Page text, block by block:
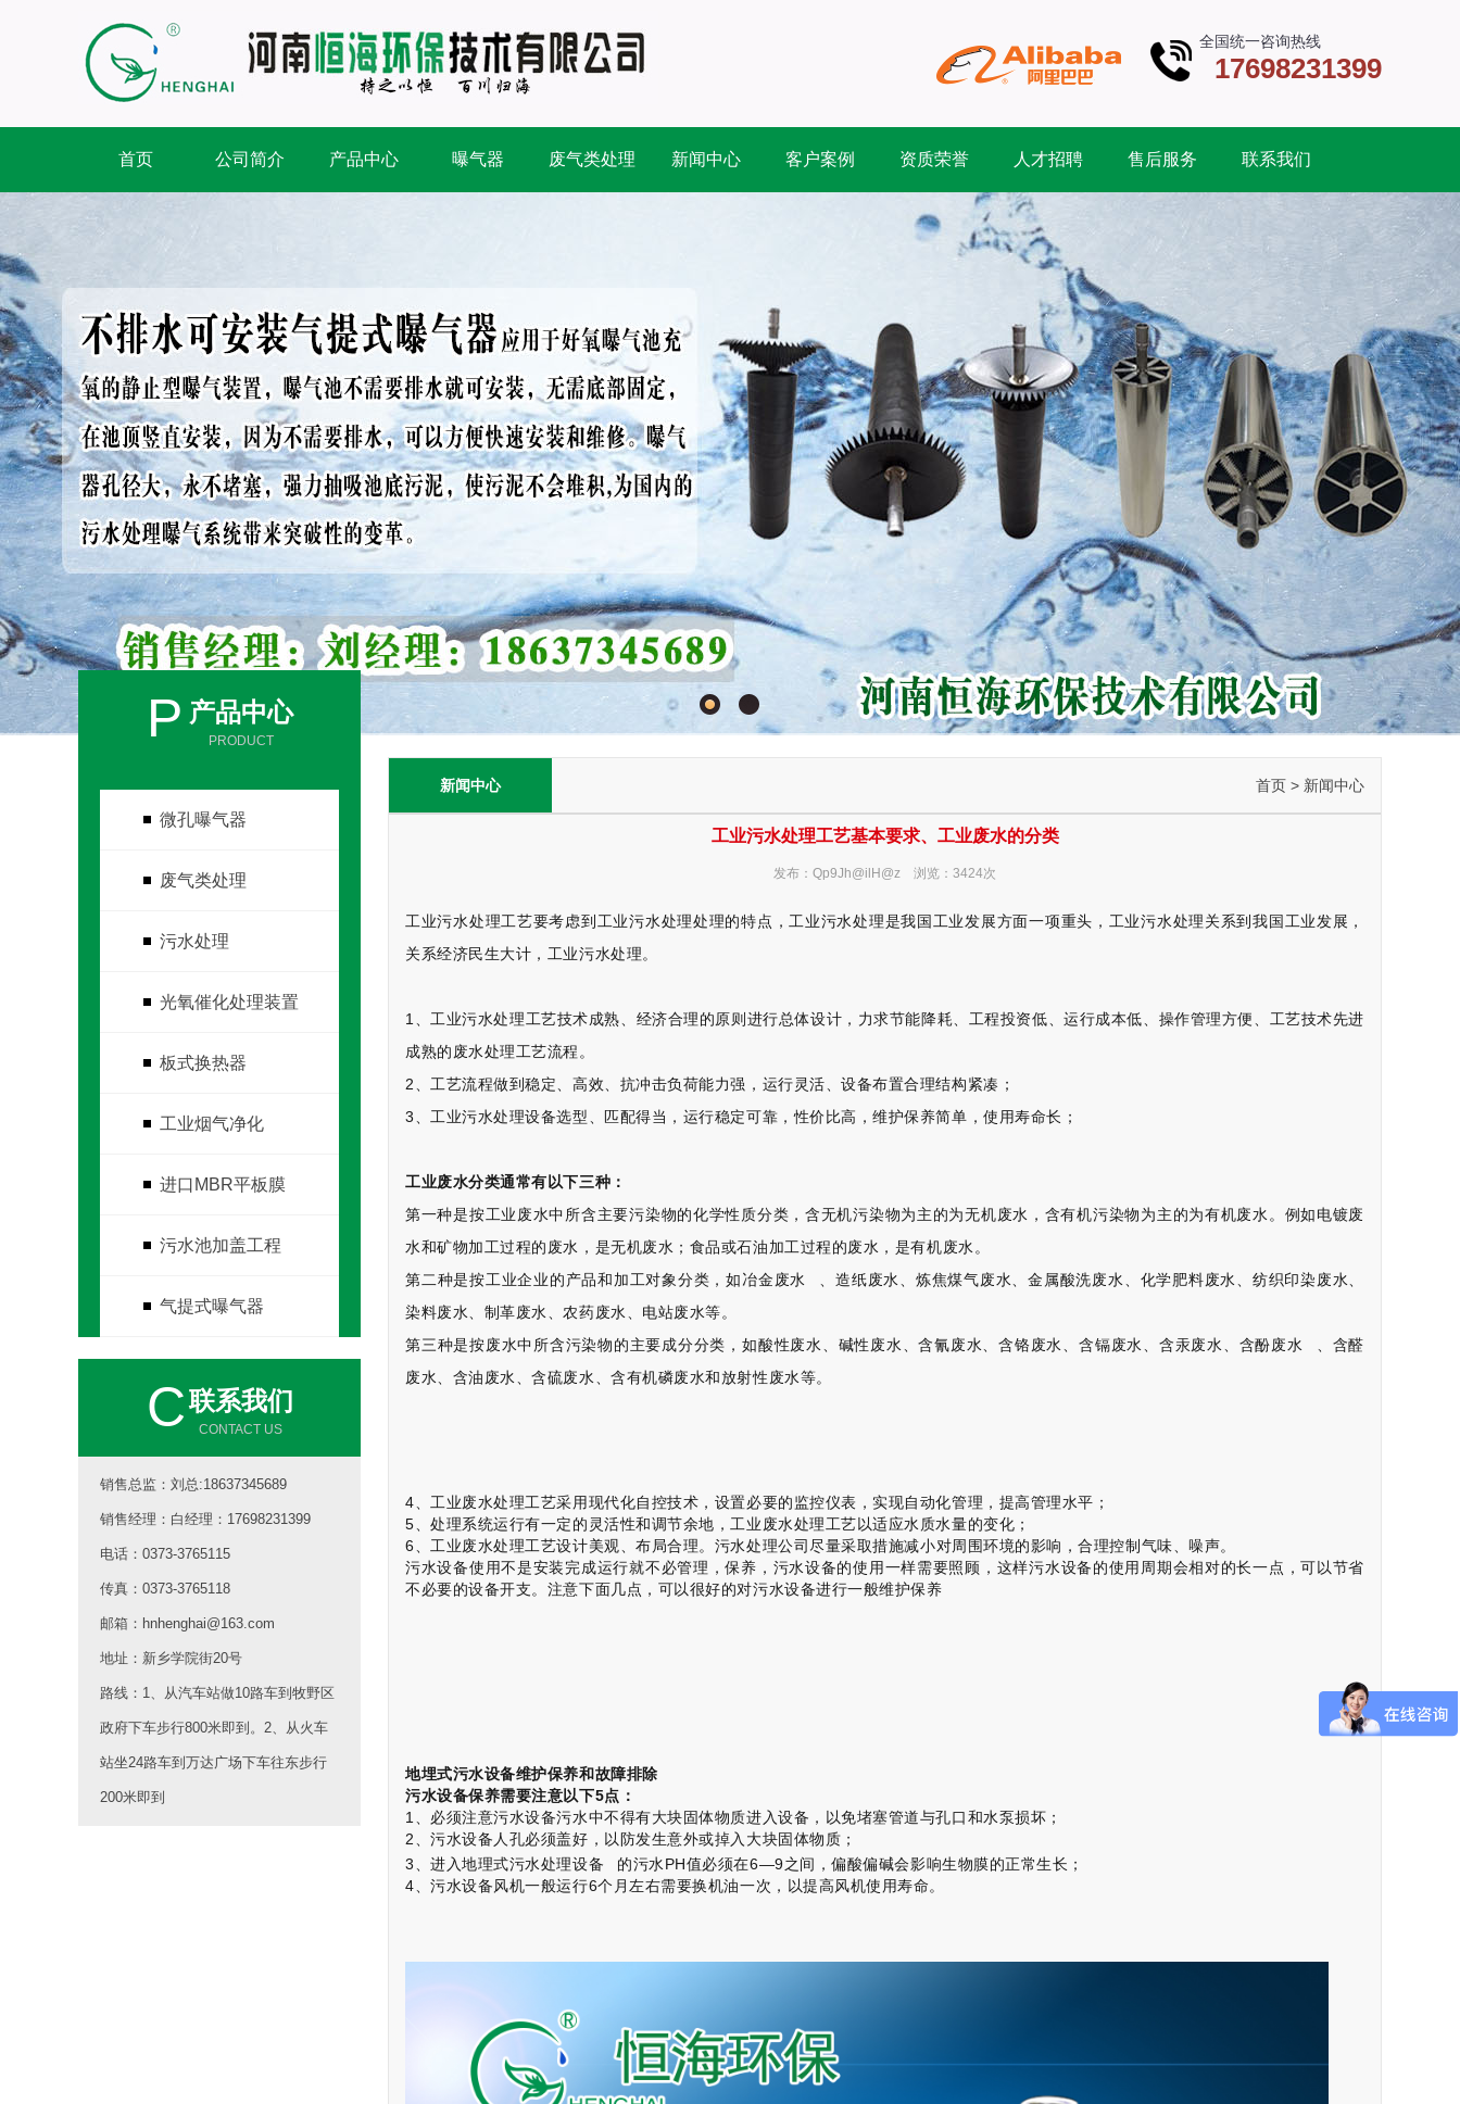
全国统一咨询热线
17698231399
首页 公司简介 产品中心 曝气器 废气类处理 新闻中心 客户案例 资质荣誉 人才招聘 售后服务 联系我们
P 产品中心
PRODUCT
微孔曝气器
废气类处理
污水处理
光氧催化处理装置
板式换热器
工业烟气净化
进口MBR平板膜
污水池加盖工程
气提式曝气器
C联系我们
CONTACT US
销售总监：刘总:18637345689
销售经理：白经理：17698231399
电话：0373-3765115
传真：0373-3765118
邮箱：hnhenghai@163.com
地址：新乡学院街20号
路线：1、从汽车站做10路车到牧野区
政府下车步行800米即到。2、从火车
站坐24路车到万达广场下车往东步行
200米即到
新闻中心 首页 > 新闻中心
工业污水处理工艺基本要求、工业废水的分类
发布：Qp9Jh@ilH@z 浏览：3424次
工业污水处理工艺要考虑到工业污水处理处理的特点，工业污水处理是我国工业发展方面一项重头，工业污水处理关系到我国工业发展，
关系经济民生大计，工业污水处理。
1、工业污水处理工艺技术成熟、经济合理的原则进行总体设计，力求节能降耗、工程投资低、运行成本低、操作管理方便、工艺技术先进
成熟的废水处理工艺流程。
2、工艺流程做到稳定、高效、抗冲击负荷能力强，运行灵活、设备布置合理结构紧凑；
3、工业污水处理设备选型、匹配得当，运行稳定可靠，性价比高，维护保养简单，使用寿命长；
工业废水分类通常有以下三种：
第一种是按工业废水中所含主要污染物的化学性质分类，含无机污染物为主的为无机废水，含有机污染物为主的为有机废水。 例如电镀废
水和矿物加工过程的废水，是无机废水； 食品或石油加工过程的废水，是有机废水。
第二种是按工业企业的产品和加工对象分类，如冶金废水
、造纸废水、炼焦煤气废水、金属酸洗废水、化学肥料废水、纺织印染废水、
染料废水、制革废水、农药废水、电站废水等。
第三种是按废水中所含污染物的主要成分分类，如酸性废水、碱性废水、含氰废水、含铬废水、含镉废水、含汞废水、 含酚废水
、含醛
废水、含油废水、含硫废水、含有机磷废水和放射性废水等。
4、工业废水处理工艺采用现代化自控技术，设置必要的监控仪表，实现自动化管理，提高管理水平；
5、处理系统运行有一定的灵活性和调节余地，工业废水处理工艺以适应水质水量的变化；
6、工业废水处理工艺设计美观、布局合理。 污水处理公司尽量采取措施减小对周围环境的影响，合理控制气味、噪声。
污水设备使用不是安装完成运行就不必管理，保养，污水设备的使用一样需要照顾，这样污水设备的使用周期会相对的长一点，可以节省
不必要的设备开支。 注意下面几点，可以很好的对污水设备进行一般维护保养
地埋式污水设备维护保养和故障排除
污水设备保养需要注意以下5点：
1、必须注意污水设备污水中不得有大块固体物质进入设备，以免堵塞管道与孔口和水泵损坏；
2、污水设备人孔必须盖好，以防发生意外或掉入大块固体物质；
3、进入地理式污水处理设备
的污水PH值必须在6—9之间，偏酸偏碱会影响生物膜的正常生长；
4、污水设备风机一般运行6个月左右需要换机油一次，以提高风机使用寿命。